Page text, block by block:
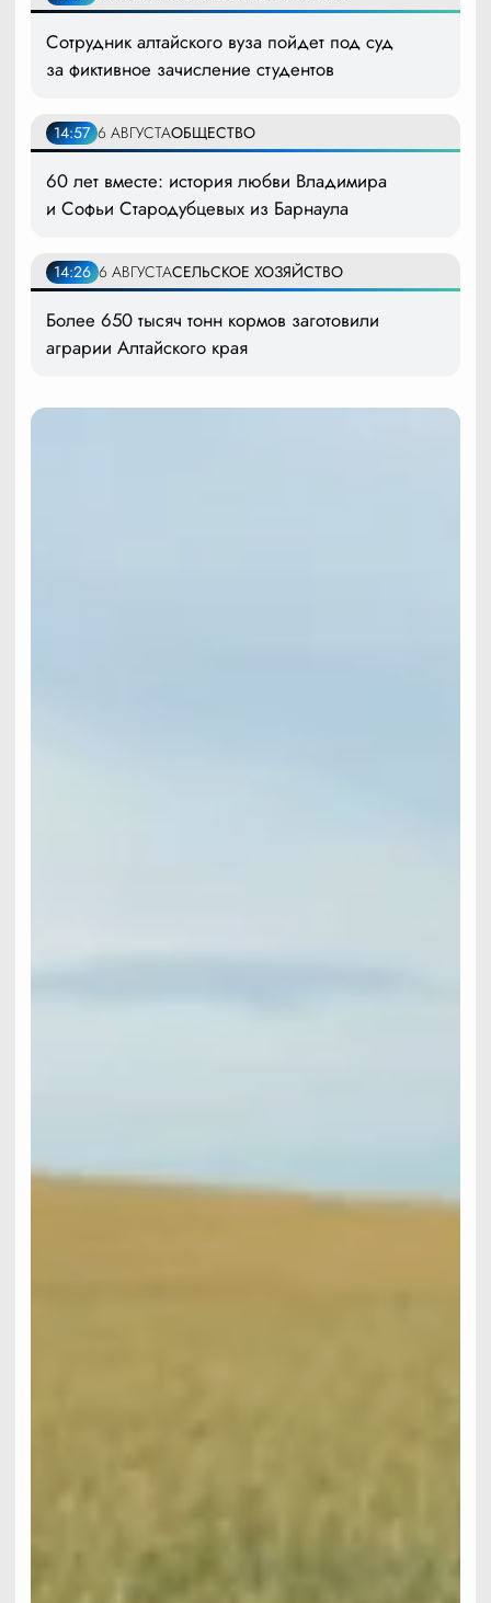
Сотрудник алтайского вуза пойдет под суд
за фиктивное зачисление студентов
14:57 6 АВГУСТАОБЩЕСТВО
60 лет вместе: история любви Владимира
и Софьи Стародубцевых из Барнаула
14:26 6 АВГУСТАСЕЛЬСКОЕ ХОЗЯЙСТВО
Более 650 тысяч тонн кормов заготовили
аграрии Алтайского края